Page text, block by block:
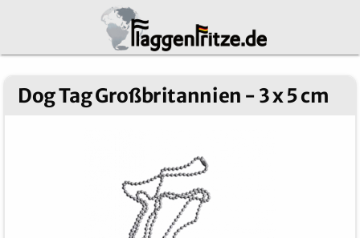
Dog Tag Großbritannien - 3 x 5 cm